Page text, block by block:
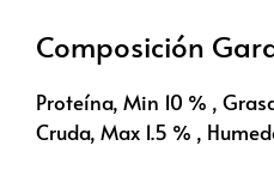
Composición
Proteína, Min 10 % ,
Cruda, Max 1.5 % ,